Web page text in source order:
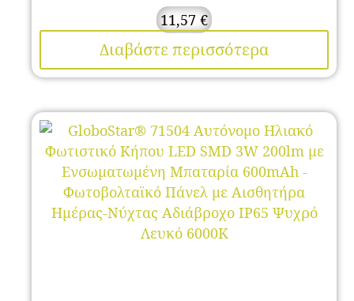
11,57 €
Διαβάστε περισσότερα